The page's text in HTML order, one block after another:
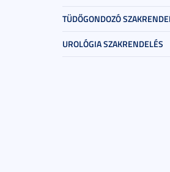
TÜDŐGONDOZÓ
UROLÓGIA SZAKRENDELÉS